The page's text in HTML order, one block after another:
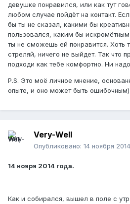
девушке понравился, или как тут
любом случае пойдёт на контакт.
бы ты не сказал, какими бы
пользовался, каким бы
ты не сможешь ей понравится. Хоть
стреляй, ничего не выйдет. Так что
подходи как тебе комфортно. Ни
P.S. Это моё личное мнение,
опыте, и оно может быть ошибочным)
Very-Well
Опубликовано: 14 ноября 2014
14 нояря 2014 года.
Как и собирался, вышел в поле с